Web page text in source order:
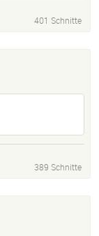
401 Schnitte
389 Schnitte